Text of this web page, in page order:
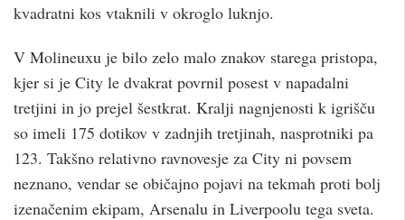
kvadratni kos vtaknili v okroglo luknjo.
V Molineuxu je bilo zelo malo znakov starega pristopa,
kjer si je City le dvakrat povrnil posest v napadalni
tretjini in jo prejel šestkrat. Kralji nagnjenosti k igrišču
so imeli 175 dotikov v zadnjih tretjinah, nasprotniki pa
123. Takšno relativno ravnovesje za City ni povsem
neznano, vendar se običajno pojavi na tekmah proti bolj
izenačenim ekipam, Arsenalu in Liverpoolu tega sveta.